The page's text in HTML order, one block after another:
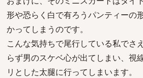
形や恐らく白で有ろうパンティーの
かってしまうのです。
こんな気持ちで尾行している私でさ
らず男のスケベ心が出てしまい、視
リとした太腿に行ってしまいます。